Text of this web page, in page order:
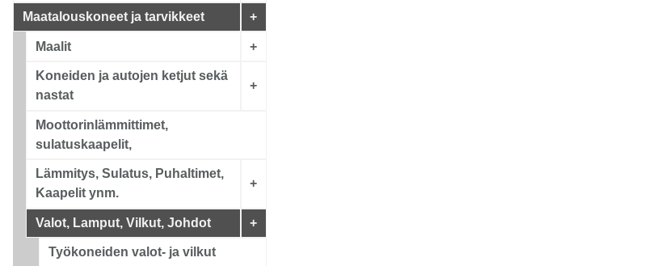
Maatalouskoneet ja tarvikkeet +
Maalit +
Koneiden ja autojen ketjut sekä
nastat
+
Moottorinlämmittimet,
sulatuskaapelit,
Lämmitys, Sulatus, Puhaltimet,
Kaapelit ynm.
+
Valot, Lamput, Vilkut, Johdot +
Työkoneiden valot- ja vilkut